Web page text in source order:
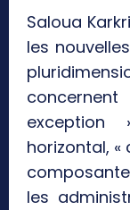
Saloua
les
horizontal,
les